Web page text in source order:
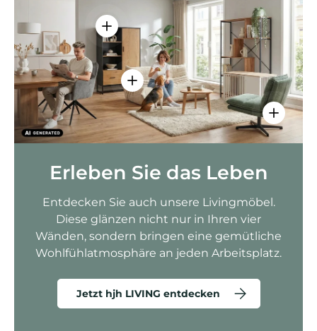
Einzelheiten anzeigen - AMIO H -
Einzelheiten anzeigen - Sitzolo 2
Erleben Sie das Leben
Entdecken Sie auch unsere Livingmöbel.
Diese glänzen nicht nur in Ihren vier
Wänden, sondern bringen eine gemütliche
Wohlfühlatmosphäre an jeden Arbeitsplatz.
Jetzt hjh LIVING entdecken